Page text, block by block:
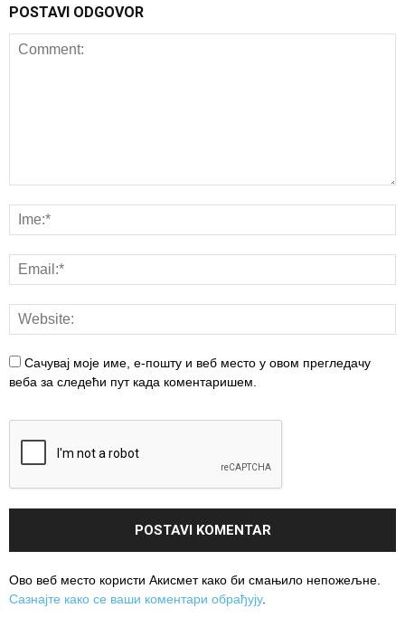
POSTAVI ODGOVOR
Сачувај моје име, е-пошту и веб место у овом прегледачу
веба за следећи пут када коментаришем.
Ово веб место користи Акисмет како би смањило непожељне.
Сазнајте како се ваши коментари обрађују.